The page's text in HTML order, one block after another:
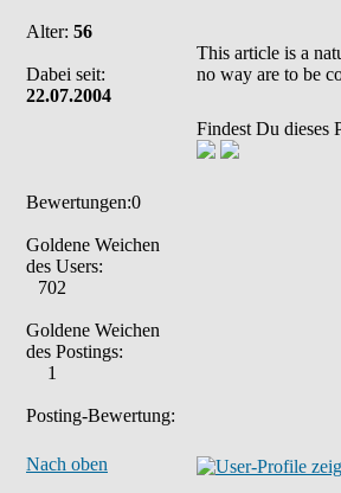
Alter: 56
Dabei seit:
22.07.2004
Bewertungen:0
Goldene Weichen
des Users:
702
Goldene Weichen
des Postings:
1
Posting-Bewertung:
This article is a
no way are to be
Findest Du dieses
Nach oben